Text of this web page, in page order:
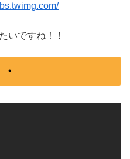
いですね！！